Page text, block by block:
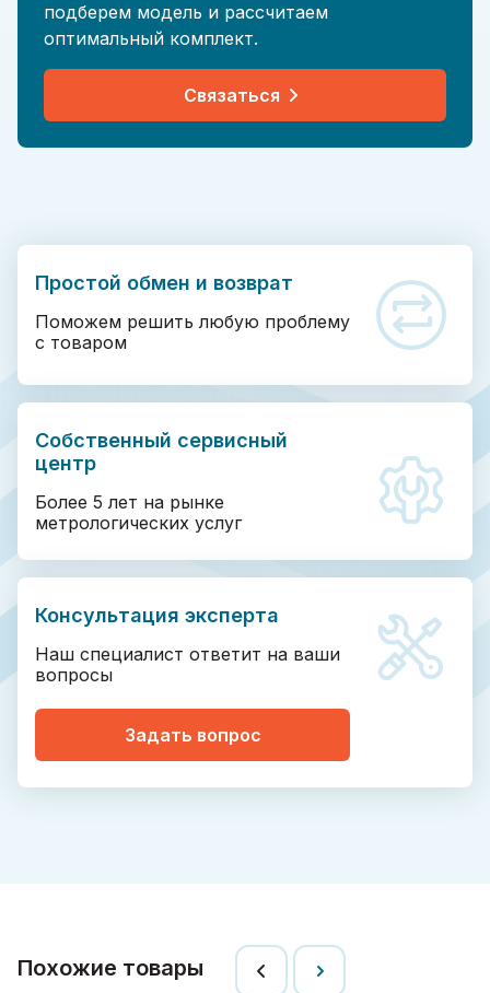
подберем модель и рассчитаем
оптимальный комплект.
Связаться
Простой обмен и возврат
Поможем решить любую проблему
с товаром
Собственный сервисный
центр
Более 5 лет на рынке
метрологических услуг
Консультация эксперта
Наш специалист ответит на ваши
вопросы
Задать вопрос
Похожие товары